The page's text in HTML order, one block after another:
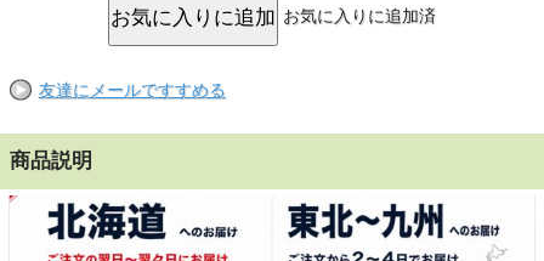
お気に入りに追加済
友達にメールですすめる
商品説明